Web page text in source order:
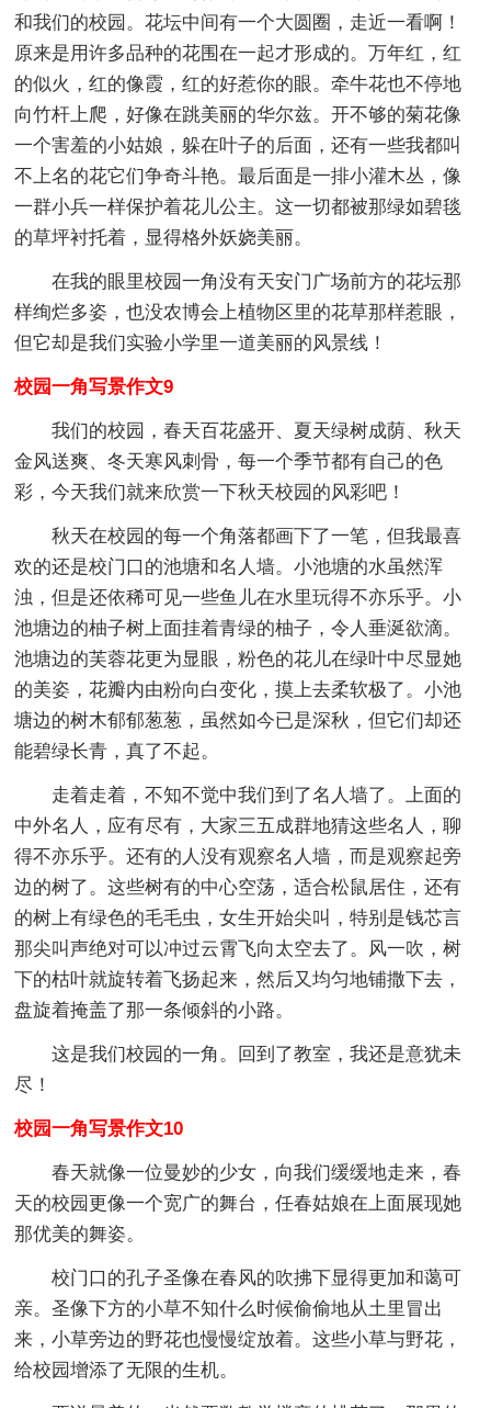
和我们的校园。花坛中间有一个大圆圈，走近一看啊！
原来是用许多品种的花围在一起才形成的。万年红，红
的似火，红的像霞，红的好惹你的眼。牵牛花也不停地
向竹杆上爬，好像在跳美丽的华尔兹。开不够的菊花像
一个害羞的小姑娘，躲在叶子的后面，还有一些我都叫
不上名的花它们争奇斗艳。最后面是一排小灌木丛，像
一群小兵一样保护着花儿公主。这一切都被那绿如碧毯
的草坪衬托着，显得格外妖娆美丽。
在我的眼里校园一角没有天安门广场前方的花坛那
样绚烂多姿，也没农博会上植物区里的花草那样惹眼，
但它却是我们实验小学里一道美丽的风景线！
校园一角写景作文9
我们的校园，春天百花盛开、夏天绿树成荫、秋天
金风送爽、冬天寒风刺骨，每一个季节都有自己的色
彩，今天我们就来欣赏一下秋天校园的风彩吧！
秋天在校园的每一个角落都画下了一笔，但我最喜
欢的还是校门口的池塘和名人墙。小池塘的水虽然浑
浊，但是还依稀可见一些鱼儿在水里玩得不亦乐乎。小
池塘边的柚子树上面挂着青绿的柚子，令人垂涎欲滴。
池塘边的芙蓉花更为显眼，粉色的花儿在绿叶中尽显她
的美姿，花瓣内由粉向白变化，摸上去柔软极了。小池
塘边的树木郁郁葱葱，虽然如今已是深秋，但它们却还
能碧绿长青，真了不起。
走着走着，不知不觉中我们到了名人墙了。上面的
中外名人，应有尽有，大家三五成群地猜这些名人，聊
得不亦乐乎。还有的人没有观察名人墙，而是观察起旁
边的树了。这些树有的中心空荡，适合松鼠居住，还有
的树上有绿色的毛毛虫，女生开始尖叫，特别是钱芯言
那尖叫声绝对可以冲过云霄飞向太空去了。风一吹，树
下的枯叶就旋转着飞扬起来，然后又均匀地铺撒下去，
盘旋着掩盖了那一条倾斜的小路。
这是我们校园的一角。回到了教室，我还是意犹未
尽！
校园一角写景作文10
春天就像一位曼妙的少女，向我们缓缓地走来，春
天的校园更像一个宽广的舞台，任春姑娘在上面展现她
那优美的舞姿。
校门口的孔子圣像在春风的吹拂下显得更加和蔼可
亲。圣像下方的小草不知什么时候偷偷地从土里冒出
来，小草旁边的野花也慢慢绽放着。这些小草与野花，
给校园增添了无限的生机。